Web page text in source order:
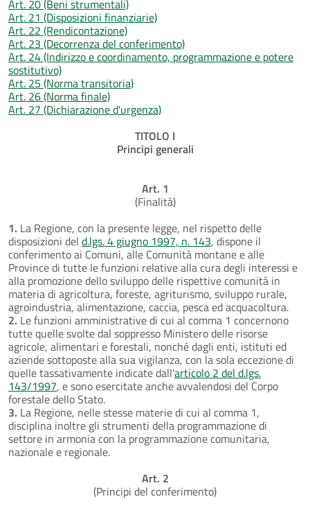
Art. 20 (Beni strumentali)
Art. 21 (Disposizioni finanziarie)
Art. 22 (Rendicontazione)
Art. 23 (Decorrenza del conferimento)
Art. 24 (Indirizzo e coordinamento, programmazione e potere
sostitutivo)
Art. 25 (Norma transitoria)
Art. 26 (Norma finale)
Art. 27 (Dichiarazione d'urgenza)
TITOLO I
Principi generali
Art. 1
(Finalità)
1. La Regione, con la presente legge, nel rispetto delle
disposizioni del d.lgs. 4 giugno 1997, n. 143, dispone il
conferimento ai Comuni, alle Comunità montane e alle
Province di tutte le funzioni relative alla cura degli interessi e
alla promozione dello sviluppo delle rispettive comunità in
materia di agricoltura, foreste, agriturismo, sviluppo rurale,
agroindustria, alimentazione, caccia, pesca ed acquacoltura.
2. Le funzioni amministrative di cui al comma 1 concernono
tutte quelle svolte dal soppresso Ministero delle risorse
agricole, alimentari e forestali, nonché dagli enti, istituti ed
aziende sottoposte alla sua vigilanza, con la sola eccezione di
quelle tassativamente indicate dall'articolo 2 del d.lgs.
143/1997, e sono esercitate anche avvalendosi del Corpo
forestale dello Stato.
3. La Regione, nelle stesse materie di cui al comma 1,
disciplina inoltre gli strumenti della programmazione di
settore in armonia con la programmazione comunitaria,
nazionale e regionale.
Art. 2
(Principi del conferimento)